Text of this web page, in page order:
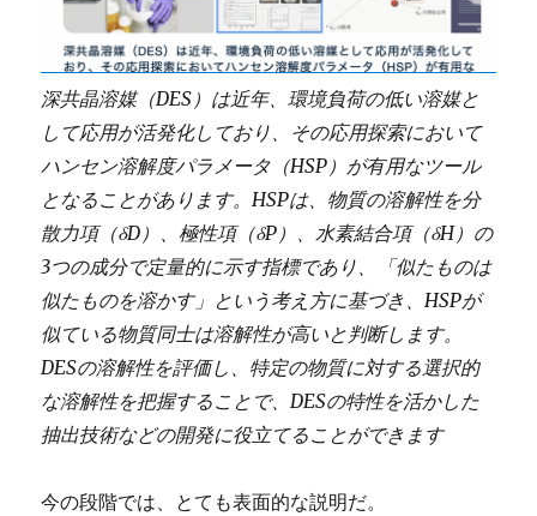
深共晶溶媒（DES）は近年、環境負荷の低い溶媒と
して応用が活発化しており、その応用探索において
ハンセン溶解度パラメータ（HSP）が有用なツール
となることがあります。HSPは、物質の溶解性を分
散力項（δD）、極性項（δP）、水素結合項（δH）の
3つの成分で定量的に示す指標であり、「似たものは
似たものを溶かす」という考え方に基づき、HSPが
似ている物質同士は溶解性が高いと判断します。
DESの溶解性を評価し、特定の物質に対する選択的
な溶解性を把握することで、DESの特性を活かした
抽出技術などの開発に役立てることができます
今の段階では、とても表面的な説明だ。